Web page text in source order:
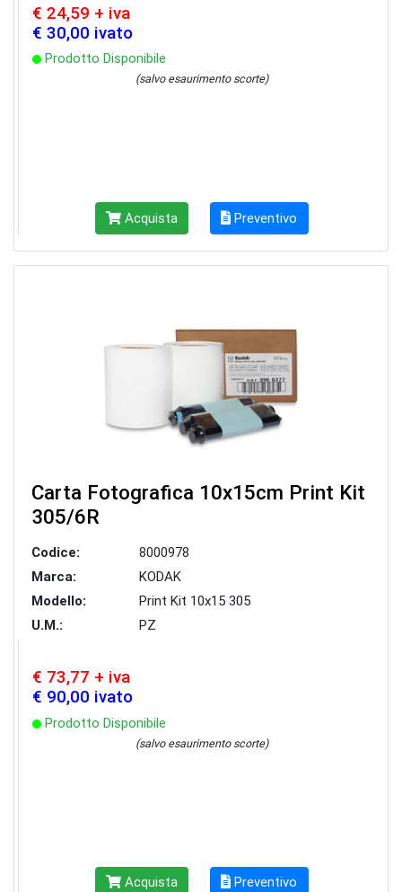
€ 24,59 + iva
€ 30,00 ivato
Prodotto Disponibile
(salvo esaurimento scorte)
Acquista Preventivo
Carta Fotografica 10x15cm Print Kit
305/6R
Codice:
8000978
Marca:
KODAK
Modello:
Print Kit 10x15 305
U.M.:
PZ
€ 73,77 + iva
€ 90,00 ivato
Prodotto Disponibile
(salvo esaurimento scorte)
Acquista Preventivo